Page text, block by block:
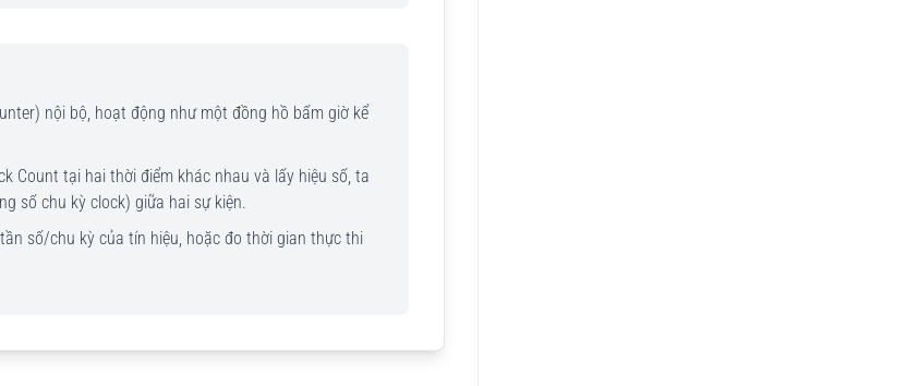
nội bộ, hoạt động như một đồng hồ bấm giờ kể
Count tại hai thời điểm khác nhau và lấy hiệu số, ta
số chu kỳ clock) giữa hai sự kiện.
số/chu kỳ của tín hiệu, hoặc đo thời gian thực thi